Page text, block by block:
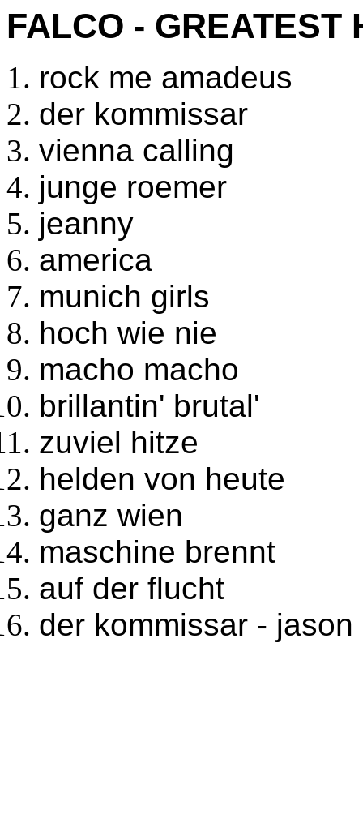
FALCO - GREATEST
rock me amadeus
der kommissar
vienna calling
junge roemer
jeanny
america
munich girls
hoch wie nie
macho macho
brillantin' brutal'
zuviel hitze
helden von heute
ganz wien
maschine brennt
auf der flucht
der kommissar -